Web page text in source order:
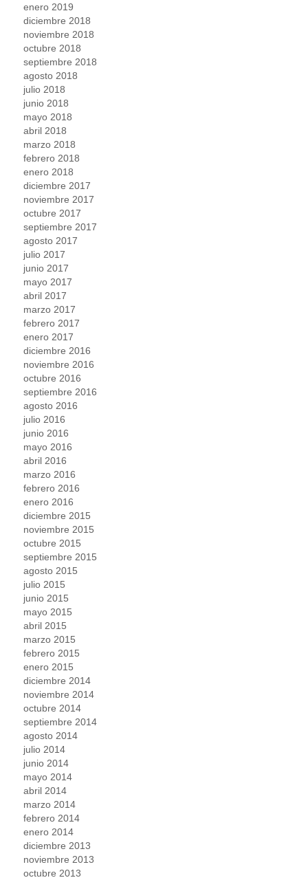
enero 2019
diciembre 2018
noviembre 2018
octubre 2018
septiembre 2018
agosto 2018
julio 2018
junio 2018
mayo 2018
abril 2018
marzo 2018
febrero 2018
enero 2018
diciembre 2017
noviembre 2017
octubre 2017
septiembre 2017
agosto 2017
julio 2017
junio 2017
mayo 2017
abril 2017
marzo 2017
febrero 2017
enero 2017
diciembre 2016
noviembre 2016
octubre 2016
septiembre 2016
agosto 2016
julio 2016
junio 2016
mayo 2016
abril 2016
marzo 2016
febrero 2016
enero 2016
diciembre 2015
noviembre 2015
octubre 2015
septiembre 2015
agosto 2015
julio 2015
junio 2015
mayo 2015
abril 2015
marzo 2015
febrero 2015
enero 2015
diciembre 2014
noviembre 2014
octubre 2014
septiembre 2014
agosto 2014
julio 2014
junio 2014
mayo 2014
abril 2014
marzo 2014
febrero 2014
enero 2014
diciembre 2013
noviembre 2013
octubre 2013